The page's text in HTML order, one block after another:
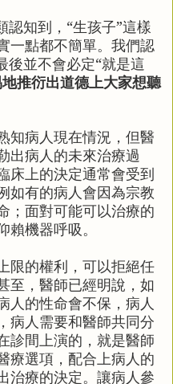
認知到，“生孩子”這樣
一點都不簡單。我們認
後並不會必定“就是這
推衍出道德上大家想聽
知病人現在情況，但醫
出病人的未來治療過
床上的決定通常會受到
如有的病人會因為宗教
；面對可能可以治療的
賴機器呼吸。
限的權利，可以拒絕任
至，醫師已經明說，如
人的性命會不保，病人
病人需要和醫師共同分
診間上演的，就是醫師
療選項，配合上病人的
治療的決定。讓病人參